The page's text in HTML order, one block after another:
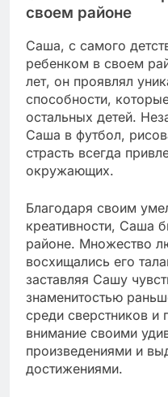
своем районе
Саша, с самого
ребенком в своем
лет, он проявлял
способности,
остальных детей.
Саша в футбол,
страсть всегда
окружающих.
Благодаря своим
креативности, Саша
районе. Множество
восхищались его
заставляя Сашу
знаменитостью
среди сверстников и
внимание своими
произведениями и
достижениями.